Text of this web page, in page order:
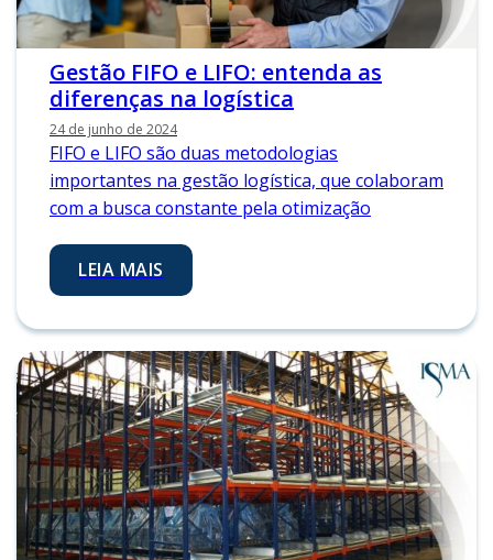
Gestão FIFO e LIFO: entenda as
diferenças na logística
24 de junho de 2024
FIFO e LIFO são duas metodologias
importantes na gestão logística, que colaboram
com a busca constante pela otimização
LEIA MAIS